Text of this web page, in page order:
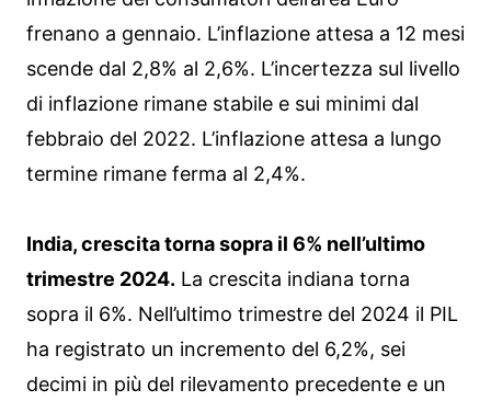
frenano a gennaio. L’inflazione attesa a 12 mesi
scende dal 2,8% al 2,6%. L’incertezza sul livello
di inflazione rimane stabile e sui minimi dal
febbraio del 2022. L’inflazione attesa a lungo
termine rimane ferma al 2,4%.
India, crescita torna sopra il 6% nell’ultimo
trimestre 2024. La crescita indiana torna
sopra il 6%. Nell’ultimo trimestre del 2024 il PIL
ha registrato un incremento del 6,2%, sei
decimi in più del rilevamento precedente e un